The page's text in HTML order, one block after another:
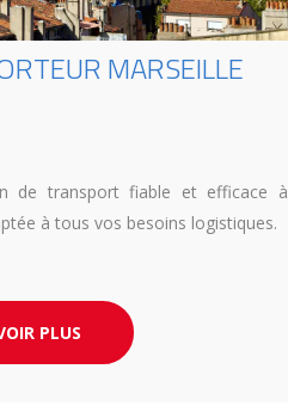
MARSEILLE
de transport fiable et efficace à
à tous vos besoins logistiques.
PLUS